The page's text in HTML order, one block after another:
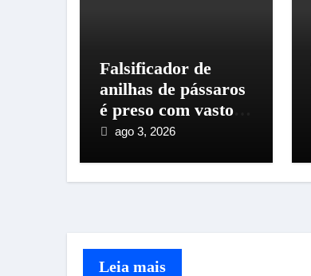
Falsificador de
anilhas de pássaros
é preso com vasto
material
ago 3, 2026
Leia mais